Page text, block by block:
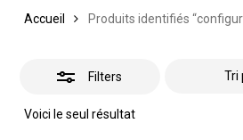
Accueil Produits identifiés
Filters
Voici le seul résultat
Tri